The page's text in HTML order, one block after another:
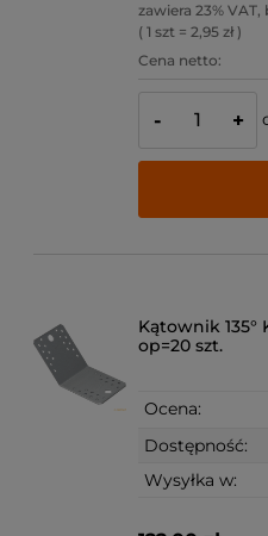
zawiera 23%
( 1 szt = 2,95 zł )
Cena netto:
- +
Kątownik 135°
op=20 szt.
Ocena:
Dostępność:
Wysyłka w: